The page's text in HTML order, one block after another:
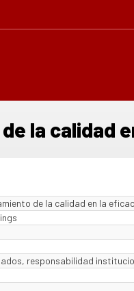
la calidad
de la calidad en la
responsabilidad